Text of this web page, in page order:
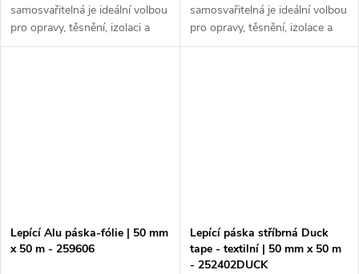
samosvařitelná je ideální volbou
pro opravy, těsnění, izolaci a
dočasné opravy. Díky svému
samosvařitelná je ideální volbou
pro opravy, těsnění, izolace a
dočasné opravy. Díky svému
Lepící Alu páska-fólie | 50 mm
x 50 m - 259606
Lepící páska stříbrná Duck
tape - textilní | 50 mm x 50 m
- 252402DUCK